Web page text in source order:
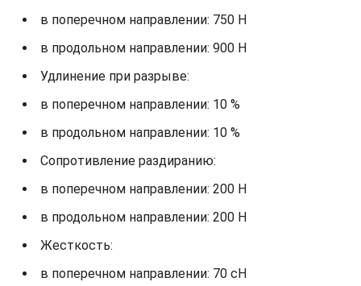
в поперечном направлении: 750 Н
в продольном направлении: 900 Н
Удлинение при разрыве:
в поперечном направлении: 10 %
в продольном направлении: 10 %
Сопротивление раздиранию:
в поперечном направлении: 200 Н
в продольном направлении: 200 Н
Жесткость:
в поперечном направлении: 70 сН